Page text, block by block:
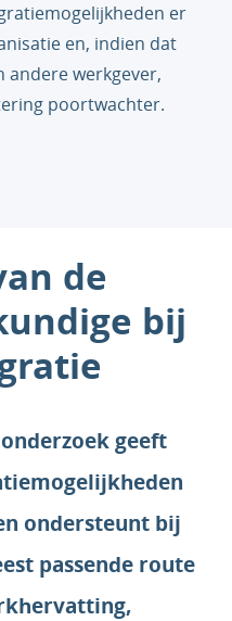
er
en, indien dat
andere werkgever,
poortwachter.
de
bij
geeft
ondersteunt bij
passende route